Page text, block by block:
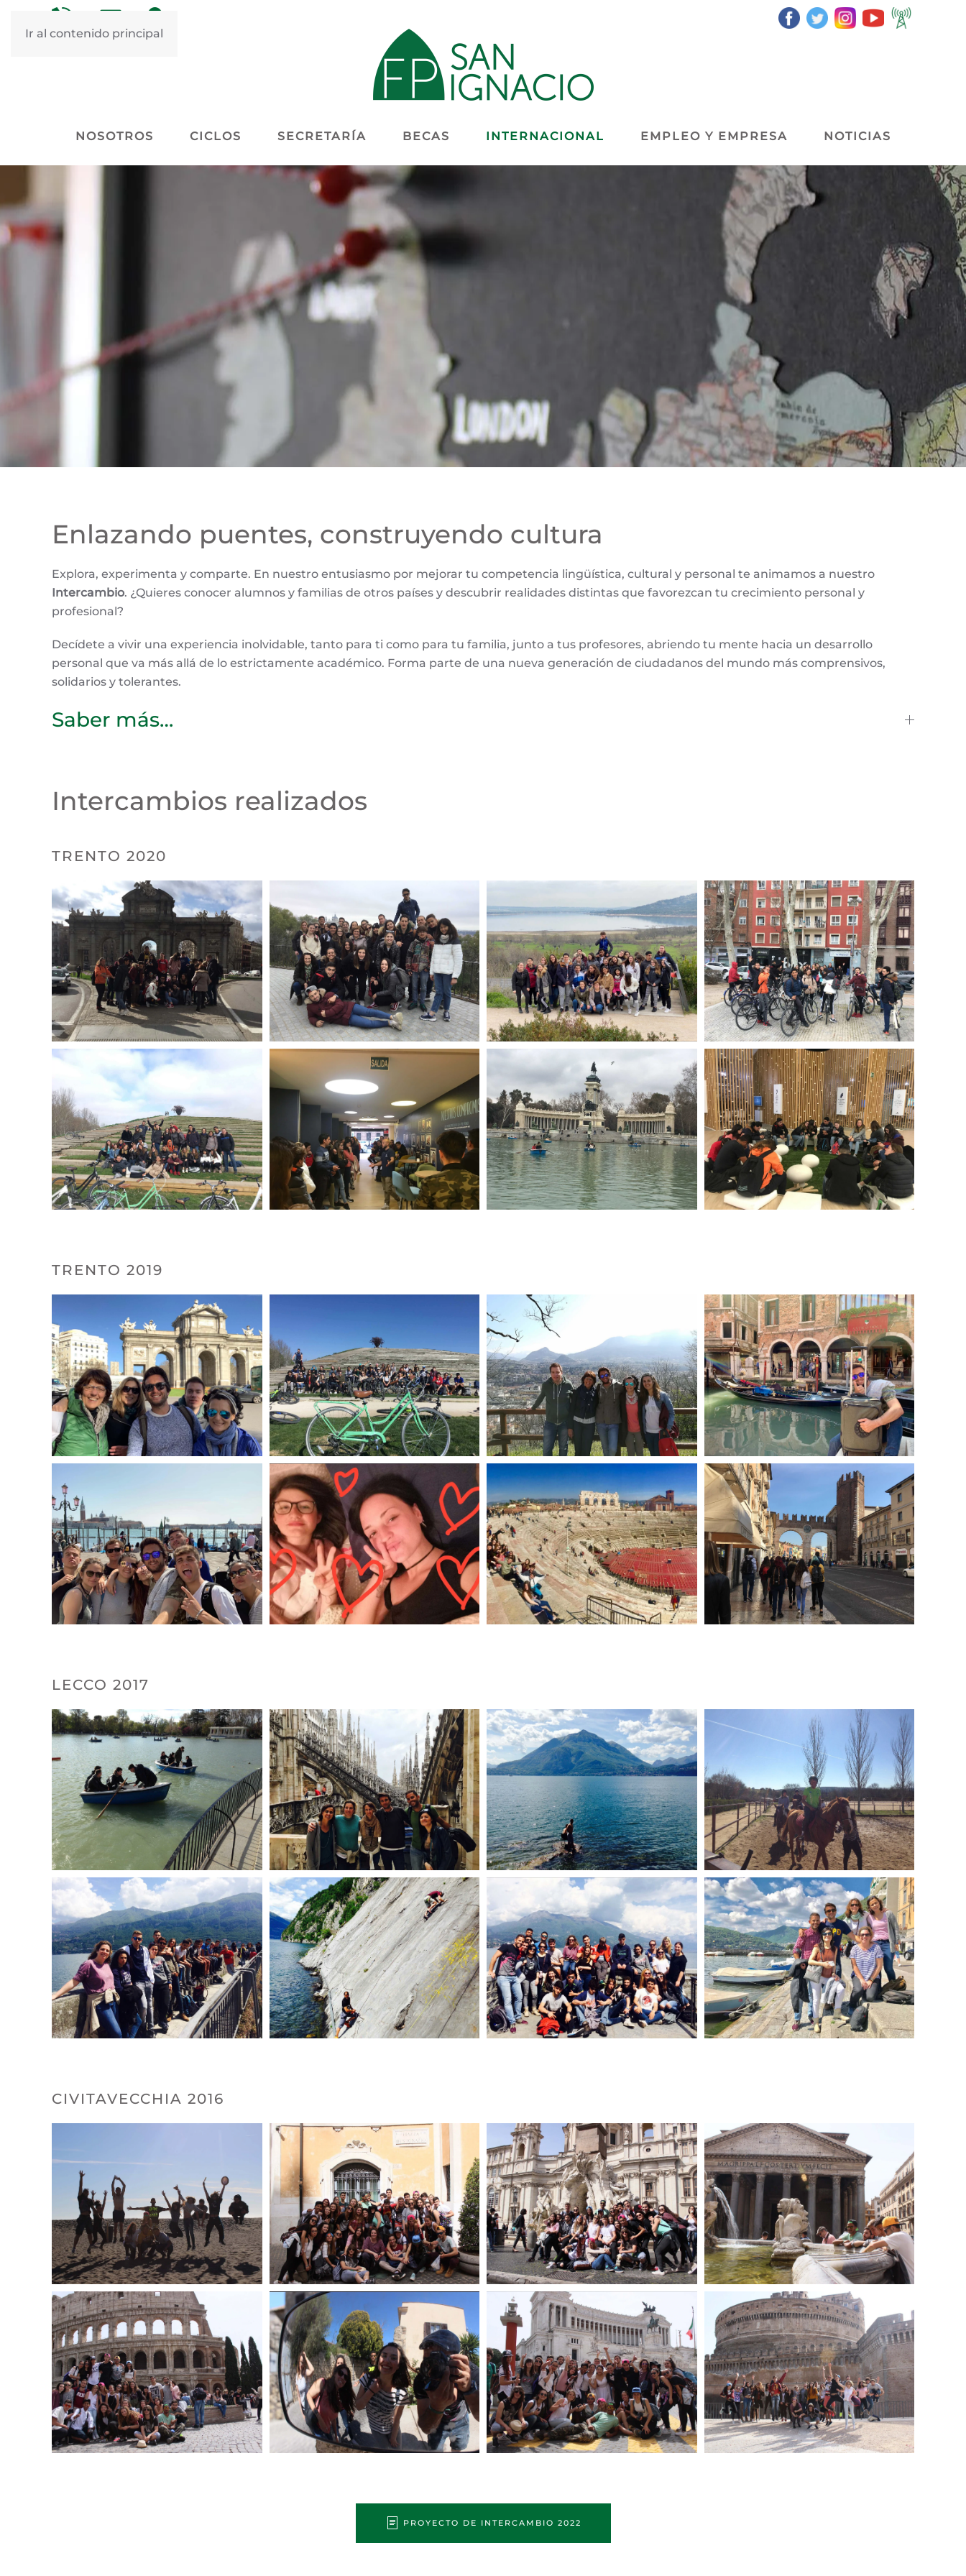
Ir al contenido principal
NOSOTROS CICLOS SECRETARÍA BECAS INTERNACIONAL EMPLEO Y EMPRESA NOTICIAS
Enlazando puentes, construyendo cultura
Explora, experimenta y comparte. En nuestro entusiasmo por mejorar tu competencia lingüística, cultural y personal te animamos a nuestro
Intercambio. ¿Quieres conocer alumnos y familias de otros países y descubrir realidades distintas que favorezcan tu crecimiento personal y
profesional?
Decídete a vivir una experiencia inolvidable, tanto para ti como para tu familia, junto a tus profesores, abriendo tu mente hacia un desarrollo
personal que va más allá de lo estrictamente académico. Forma parte de una nueva generación de ciudadanos del mundo más comprensivos,
solidarios y tolerantes.
Saber más…
Intercambios realizados
TRENTO 2020
TRENTO 2019
LECCO 2017
CIVITAVECCHIA 2016
PROYECTO DE INTERCAMBIO 2022